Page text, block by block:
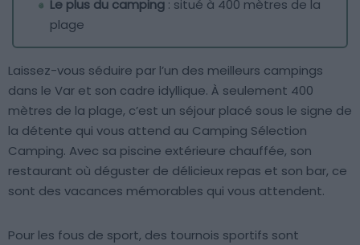
Le plus du camping : situé à 400 mètres de la
plage
Laissez-vous séduire par l’un des meilleurs campings
dans le Var et son cadre idyllique. À seulement 400
mètres de la plage, c’est un séjour placé sous le signe de
la détente qui vous attend au Camping Sélection
Camping. Avec sa piscine extérieure chauffée, son
restaurant où déguster de délicieux repas et son bar, ce
sont des vacances mémorables qui vous attendent.
Pour les fous de sport, des tournois sportifs sont